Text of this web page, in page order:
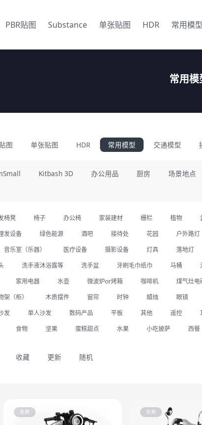
PBR贴图 Substance 单张贴图 HDR 常用模型
常用模
图 单张贴图 HDR 常用模型 交通模型
Kitbash 3D 办公用品 厨房 场景地点
椅凳 椅子 办公椅 家装建材 栅栏 植物
发设备 绿色能源 酒吧 接待处 花园 户外路灯
音乐室（乐器） 医疗设备 摄影设备 灯具 落地灯
洗手液沐浴露等 洗手盆 牙刷毛巾纸巾 马桶
家用电器 水壶 微波炉or烤箱 咖啡机 煤气灶电
架（柜） 木质摆件 窗帘 时钟 蜡烛 眼镜
发 单人沙发 数码产品 平板 其他 遥控
食物 坚果 蛋糕甜点 水果 小吃披萨 西餐
收藏 更新 随机
免费 免费